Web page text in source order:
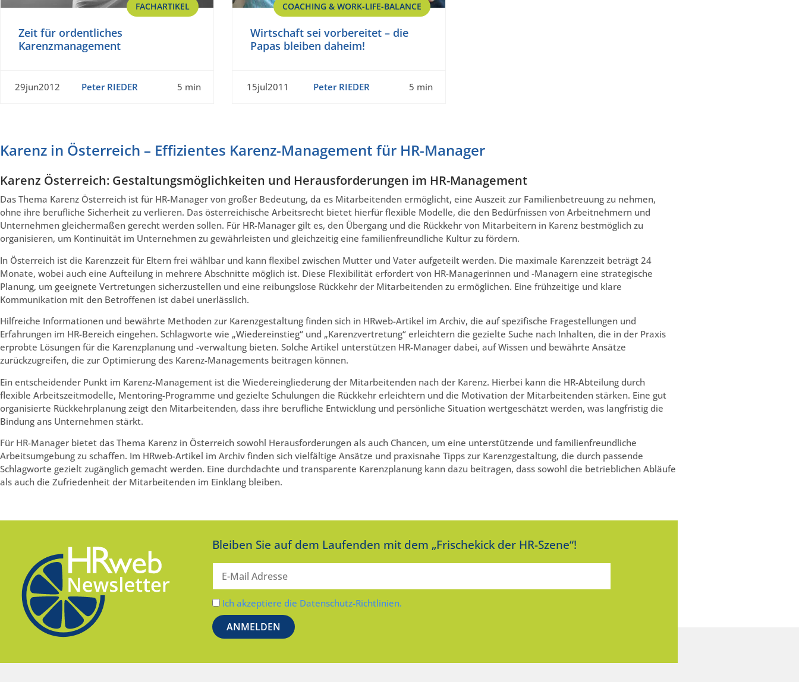
FACHARTIKEL
Zeit für ordentliches
Karenzmanagement
29jun2012 Peter RIEDER 5 min
COACHING & WORK-LIFE-BALANCE
Wirtschaft sei vorbereitet – die
Papas bleiben daheim!
15jul2011 Peter RIEDER 5 min
Karenz in Österreich – Effizientes Karenz-Management für HR-Manager
Karenz Österreich: Gestaltungsmöglichkeiten und Herausforderungen im HR-Management
Das Thema Karenz Österreich ist für HR-Manager von großer Bedeutung, da es Mitarbeitenden ermöglicht, eine Auszeit zur Familienbetreuung zu nehmen,
ohne ihre berufliche Sicherheit zu verlieren. Das österreichische Arbeitsrecht bietet hierfür flexible Modelle, die den Bedürfnissen von Arbeitnehmern und
Unternehmen gleichermaßen gerecht werden sollen. Für HR-Manager gilt es, den Übergang und die Rückkehr von Mitarbeitern in Karenz bestmöglich zu
organisieren, um Kontinuität im Unternehmen zu gewährleisten und gleichzeitig eine familienfreundliche Kultur zu fördern.
In Österreich ist die Karenzzeit für Eltern frei wählbar und kann flexibel zwischen Mutter und Vater aufgeteilt werden. Die maximale Karenzzeit beträgt 24
Monate, wobei auch eine Aufteilung in mehrere Abschnitte möglich ist. Diese Flexibilität erfordert von HR-Managerinnen und -Managern eine strategische
Planung, um geeignete Vertretungen sicherzustellen und eine reibungslose Rückkehr der Mitarbeitenden zu ermöglichen. Eine frühzeitige und klare
Kommunikation mit den Betroffenen ist dabei unerlässlich.
Hilfreiche Informationen und bewährte Methoden zur Karenzgestaltung finden sich in HRweb-Artikel im Archiv, die auf spezifische Fragestellungen und
Erfahrungen im HR-Bereich eingehen. Schlagworte wie „Wiedereinstieg“ und „Karenzvertretung“ erleichtern die gezielte Suche nach Inhalten, die in der Praxis
erprobte Lösungen für die Karenzplanung und -verwaltung bieten. Solche Artikel unterstützen HR-Manager dabei, auf Wissen und bewährte Ansätze
zurückzugreifen, die zur Optimierung des Karenz-Managements beitragen können.
Ein entscheidender Punkt im Karenz-Management ist die Wiedereingliederung der Mitarbeitenden nach der Karenz. Hierbei kann die HR-Abteilung durch
flexible Arbeitszeitmodelle, Mentoring-Programme und gezielte Schulungen die Rückkehr erleichtern und die Motivation der Mitarbeitenden stärken. Eine gut
organisierte Rückkehrplanung zeigt den Mitarbeitenden, dass ihre berufliche Entwicklung und persönliche Situation wertgeschätzt werden, was langfristig die
Bindung ans Unternehmen stärkt.
Für HR-Manager bietet das Thema Karenz in Österreich sowohl Herausforderungen als auch Chancen, um eine unterstützende und familienfreundliche
Arbeitsumgebung zu schaffen. Im HRweb-Artikel im Archiv finden sich vielfältige Ansätze und praxisnahe Tipps zur Karenzgestaltung, die durch passende
Schlagworte gezielt zugänglich gemacht werden. Eine durchdachte und transparente Karenzplanung kann dazu beitragen, dass sowohl die betrieblichen Abläufe
als auch die Zufriedenheit der Mitarbeitenden im Einklang bleiben.
Bleiben Sie auf dem Laufenden mit dem „Frischekick der HR-Szene“!
Ich akzeptiere die Datenschutz-Richtlinien.